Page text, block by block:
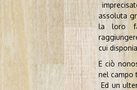
assoluta
la loro
cui
E ciò
nel campo
Ed un